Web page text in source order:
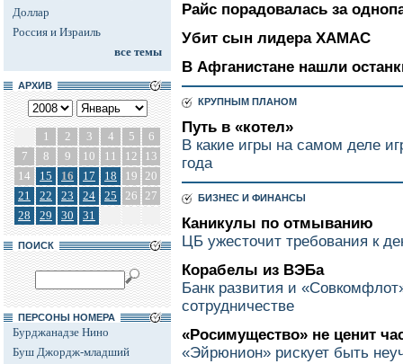
Доллар
Россия и Израиль
все темы
АРХИВ
1 2 3 4 5
6
7
8 9 10 11 12
13
14
15 16 17 18 19 20
21
22 23 24 25 26 27
28
29 30 31
ПОИСК
ПЕРСОНЫ НОМЕРА
Бурджанадзе Нино
Буш Джордж-младший
Райс порадовалась за
Убит сын лидера ХАМАС
В Афганистане нашли
КРУПНЫМ ПЛАНОМ
Путь в «котел»
В какие игры на самом деле
года
БИЗНЕС И ФИНАНСЫ
Каникулы по отмыванию
ЦБ ужесточит требования к
Корабелы из ВЭБа
Банк развития и
сотрудничестве
«Росимущество» не ценит
«Эйрюнион» рискует быть